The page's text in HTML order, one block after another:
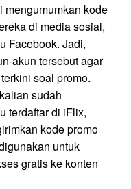
mengumumkan kode
di media sosial,
Facebook. Jadi,
akun tersebut agar
soal promo.
sudah
terdaftar di iFlix,
kode promo
untuk
gratis ke konten